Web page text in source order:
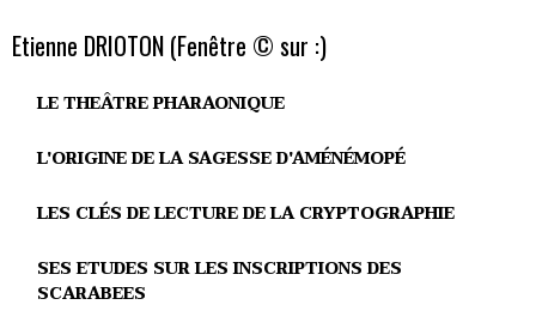
Etienne DRIOTON (Fenêtre © sur :)
LE THEÂTRE PHARAONIQUE
L'ORIGINE DE LA SAGESSE D'AMÉNÉMOPÉ
LES CLÉS DE LECTURE DE LA CRYPTOGRAPHIE
SES ETUDES SUR LES INSCRIPTIONS DES
SCARABEES